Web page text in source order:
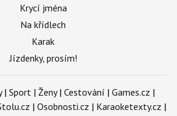
Krycí jména
Na křídlech
Karak
Jízdenky, prosím!
| Sport | Ženy| Cestování | Games.cz |
| Osobnosti.cz | Karaoketexty.cz |